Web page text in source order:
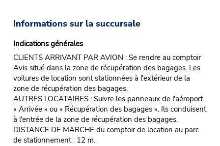
Informations sur la succursale
Indications générales
CLIENTS ARRIVANT PAR AVION : Se rendre au comptoir
Avis situé dans la zone de récupération des bagages. Les
voitures de location sont stationnées à l'extérieur de la
zone de récupération des bagages.
AUTRES LOCATAIRES : Suivre les panneaux de l'aéroport
« Arrivée » ou « Récupération des bagages ». Ils conduisent
à l'entrée de la zone de récupération des bagages.
DISTANCE DE MARCHE du comptoir de location au parc
de stationnement : 12 m.